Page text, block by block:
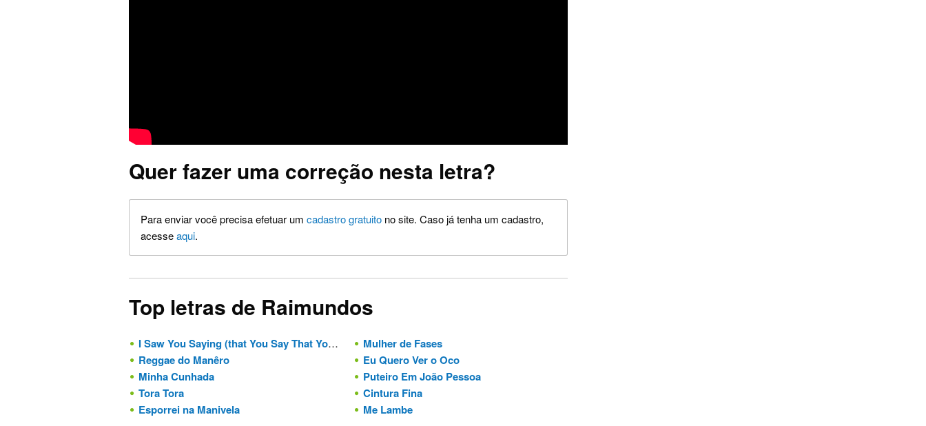
Quer fazer uma correção nesta letra?
Para enviar você precisa efetuar um cadastro gratuito no site. Caso já tenha um cadastro,
acesseaqui.
Top letras de Raimundos
I Saw You Saying (that You Say That You Saw) (Tradução)
Mulher de Fases
Reggae do Manêro
Eu Quero Ver o Oco
Minha Cunhada
Puteiro Em João Pessoa
Tora Tora
Cintura Fina
Esporrei na Manivela
Me Lambe